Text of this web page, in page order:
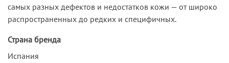
самых разных дефектов и недостатков кожи — от широко
распространенных до редких и специфичных.
Страна бренда
Испания